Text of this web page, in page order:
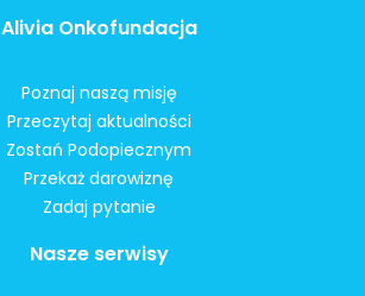
Alivia Onkofundacja
Poznaj naszą misję
Przeczytaj aktualności
Zostań Podopiecznym
Przekaż darowiznę
Zadaj pytanie
Nasze serwisy